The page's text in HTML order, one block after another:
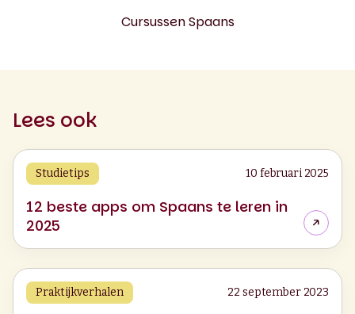
Cursussen Spaans
Lees ook
Studietips 10 februari 2025
12 beste apps om Spaans te leren in
2025
Praktijkverhalen 22 september 2023